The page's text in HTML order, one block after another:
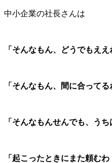
中小企業の社長さんは
「そんなもん、どうでもええ
「そんなもん、間に合ってる
「そんなもんせんでも、うち
「起こったときにまた頼むわ